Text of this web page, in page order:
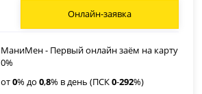
Онлайн-заявка
МаниМен - Первый онлайн заём на карту
0%
от0% до0,8% в день (ПСК0-292%)